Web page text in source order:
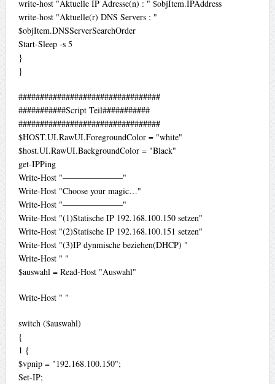
write-host "Aktuelle IP Adresse(n) : " $objItem.IPAddress
write-host "Aktuelle(r) DNS Servers : "
$objItem.DNSServerSearchOrder
Start-Sleep -s 5
}
}
#################################
###########Script Teil###########
#################################
$HOST.UI.RawUI.ForegroundColor = "white"
$host.UI.RawUI.BackgroundColor = "Black"
get-IPPing
Write-Host "———————"
Write-Host "Choose your magic…"
Write-Host "———————"
Write-Host "(1)Statische IP 192.168.100.150 setzen"
Write-Host "(2)Statische IP 192.168.100.151 setzen"
Write-Host "(3)IP dynmische beziehen(DHCP) "
Write-Host " "
$auswahl = Read-Host "Auswahl"
Write-Host " "
switch ($auswahl)
{
1 {
$vpnip = "192.168.100.150";
Set-IP;